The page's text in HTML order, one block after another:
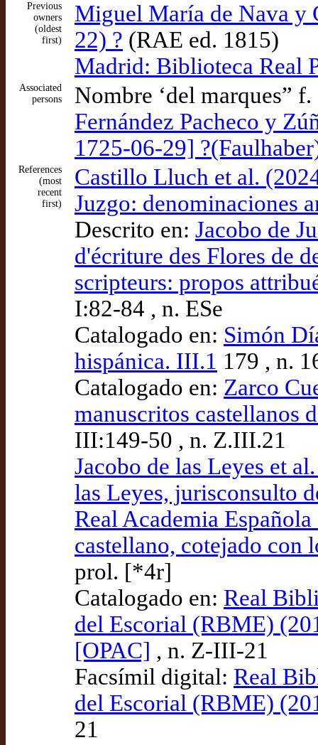
Previous
owners
(oldest
first)
Miguel María de Nava y
22) ? (RAE ed. 1815)
Madrid: Biblioteca Real
Associated
persons
Nombre ‘del marques”
Fernández Pacheco y
1725-06-29]
References
(most
recent
first)
Castillo Lluch et al.
Juzgo: denominaciones
Descrito en: Jacobo de
d'écriture des Flores de
scripteurs: propos
I:82-84 , n. ESe
Catalogado en: Simón
hispánica. III.1 179 , n.
Catalogado en: Zarco
manuscritos castellanos
III:149-50 , n. Z.III.21
Jacobo de las Leyes et
las Leyes, jurisconsulto
Real Academia
castellano, cotejado con
prol. [*4r]
Catalogado en: Real
del Escorial (RBME)
[OPAC] , n. Z-III-21
Facsímil digital: Real
del Escorial (RBME)
21